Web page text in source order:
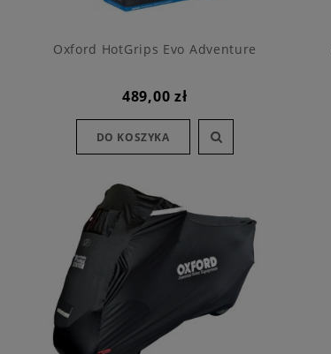
Oxford HotGrips Evo Adventure
489,00 zł
DO KOSZYKA